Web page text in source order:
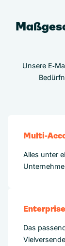
Unsere
Multi-
Alles unter
Enterprise
Das